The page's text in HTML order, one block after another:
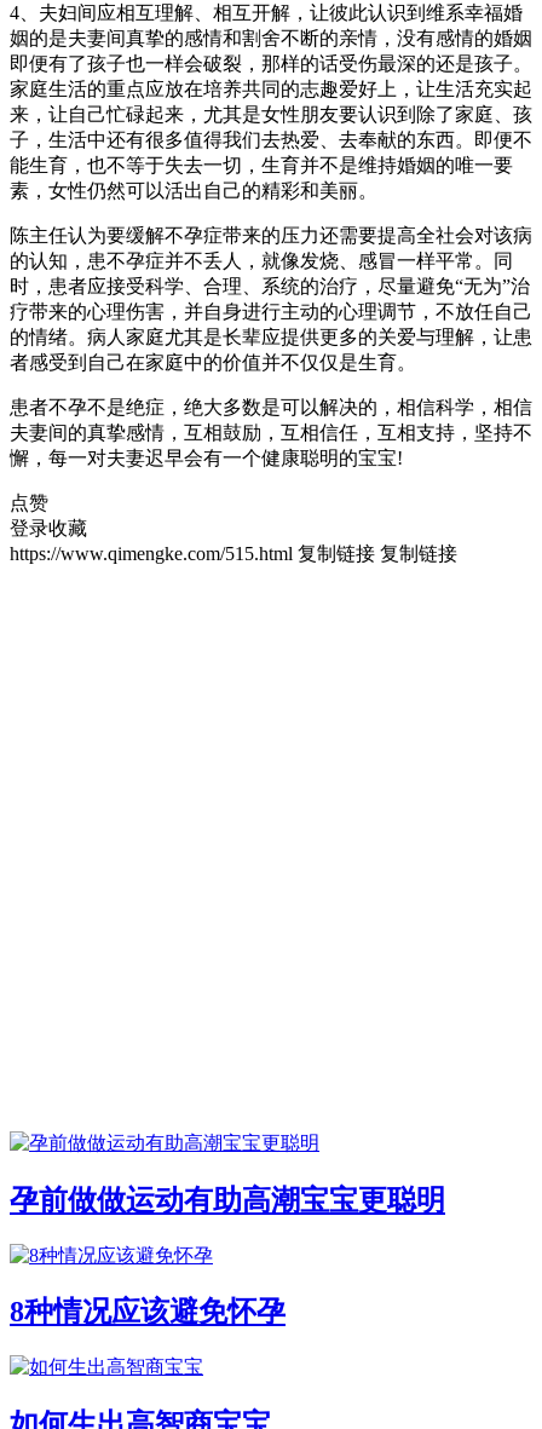
4、夫妇间应相互理解、相互开解，让彼此认识到维系幸福婚
姻的是夫妻间真挚的感情和割舍不断的亲情，没有感情的婚姻
即便有了孩子也一样会破裂，那样的话受伤最深的还是孩子。
家庭生活的重点应放在培养共同的志趣爱好上，让生活充实起
来，让自己忙碌起来，尤其是女性朋友要认识到除了家庭、孩
子，生活中还有很多值得我们去热爱、去奉献的东西。即便不
能生育，也不等于失去一切，生育并不是维持婚姻的唯一要
素，女性仍然可以活出自己的精彩和美丽。
陈主任认为要缓解不孕症带来的压力还需要提高全社会对该病
的认知，患不孕症并不丢人，就像发烧、感冒一样平常。同
时，患者应接受科学、合理、系统的治疗，尽量避免“无为”治
疗带来的心理伤害，并自身进行主动的心理调节，不放任自己
的情绪。病人家庭尤其是长辈应提供更多的关爱与理解，让患
者感受到自己在家庭中的价值并不仅仅是生育。
患者不孕不是绝症，绝大多数是可以解决的，相信科学，相信
夫妻间的真挚感情，互相鼓励，互相信任，互相支持，坚持不
懈，每一对夫妻迟早会有一个健康聪明的宝宝!
点赞
登录收藏
https://www.qimengke.com/515.html 复制链接 复制链接
孕前做做运动有助高潮宝宝更聪明
8种情况应该避免怀孕